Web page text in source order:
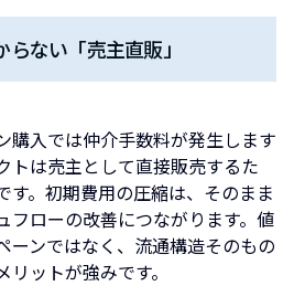
ない「売主直販」
購入では仲介手数料が発生します
トは売主として直接販売するた
す。初期費用の圧縮は、そのまま
フローの改善につながります。値
ーンではなく、流通構造そのもの
ットが強みです。